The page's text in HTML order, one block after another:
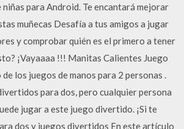
niñas para Android. Te encantará mejorar
muñecas Desafía a tus amigos a jugar
y comprobar quién es el primero a tener
¡Vayaaaa !!! Manitas Calientes Juego
los juegos de manos para 2 personas .
para dos, pero cualquier persona
jugar a este juego divertido. ¡Si te
dos y juegos divertidos En este artículo